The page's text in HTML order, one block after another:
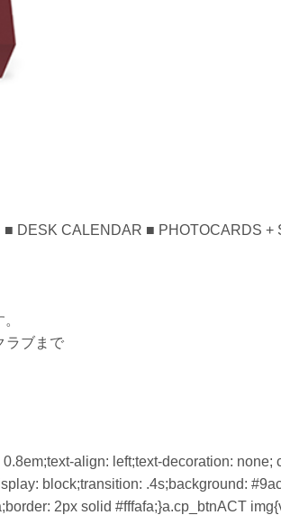
DESK CALENDAR ■ PHOTOCARDS +
ラブまで
align: left;text-decoration: none;
block;transition: .4s;background:
2px solid #fffafa;}a.cp_btnACT